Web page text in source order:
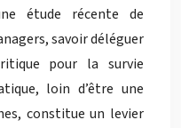
étude récente de
savoir déléguer
pour la survie
loin d’être une
constitue un levier